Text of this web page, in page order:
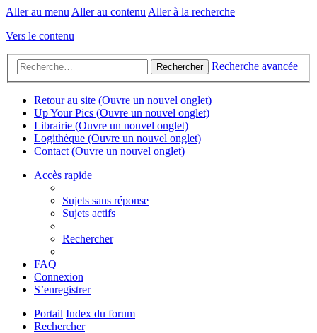
Aller au menu Aller au contenu Aller à la recherche
Vers le contenu
Rechercher Recherche avancée
Retour au site (Ouvre un nouvel onglet)
Up Your Pics (Ouvre un nouvel onglet)
Librairie (Ouvre un nouvel onglet)
Logithèque (Ouvre un nouvel onglet)
Contact (Ouvre un nouvel onglet)
Accès rapide
Sujets sans réponse
Sujets actifs
Rechercher
FAQ
Connexion
S’enregistrer
Portail Index du forum
Rechercher